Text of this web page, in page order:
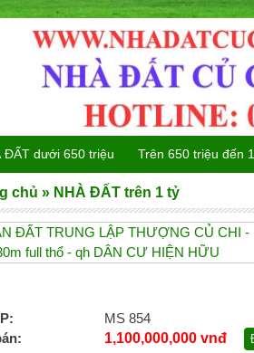
MS 854
1,100,000,000 vnđ
chủ » NHÀ ĐẤT trên 1 tỷ
ĐẤT dưới 650 triệu Trên 650 triệu đến